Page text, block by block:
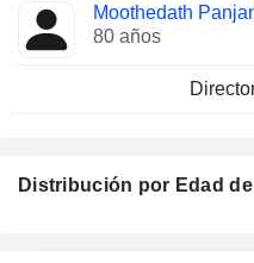
Moothedath
80 años
Distribución por Edad